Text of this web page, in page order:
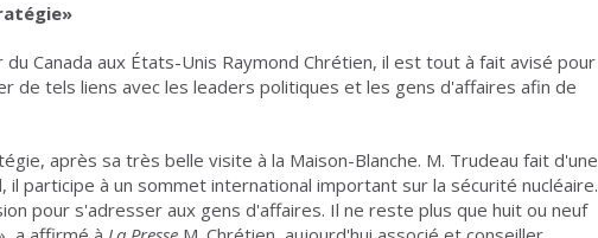
du Canada aux États-Unis Raymond Chrétien, il est tout à fait avisé pour
de tels liens avec les leaders politiques et les gens d'affaires afin de
après sa très belle visite à la Maison-Blanche. M. Trudeau fait d'une
il participe à un sommet international important sur la sécurité nucléaire.
pour s'adresser aux gens d'affaires. Il ne reste plus que huit ou neuf